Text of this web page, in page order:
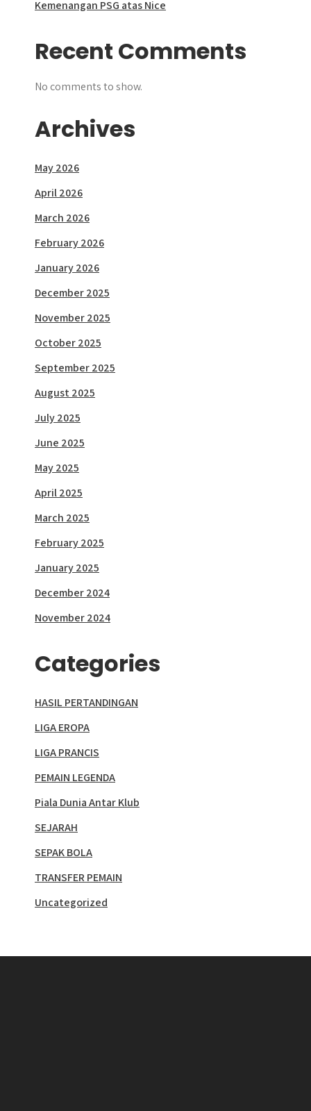
Kemenangan PSG atas Nice
Recent Comments
No comments to show.
Archives
May 2026
April 2026
March 2026
February 2026
January 2026
December 2025
November 2025
October 2025
September 2025
August 2025
July 2025
June 2025
May 2025
April 2025
March 2025
February 2025
January 2025
December 2024
November 2024
Categories
HASIL PERTANDINGAN
LIGA EROPA
LIGA PRANCIS
PEMAIN LEGENDA
Piala Dunia Antar Klub
SEJARAH
SEPAK BOLA
TRANSFER PEMAIN
Uncategorized